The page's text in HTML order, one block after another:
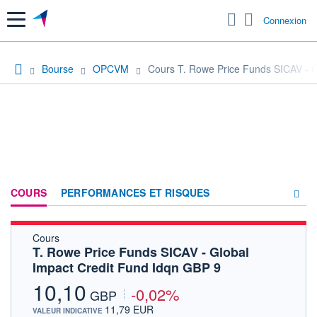
Menu Connexion
Bourse OPCVM Cours T. Rowe Price Funds SICAV -
COURS PERFORMANCES ET RISQUES
ACTUALITÉS
FORUM
Cours
T. Rowe Price Funds SICAV - Global
Impact Credit Fund Idqn GBP 9
10,10 GBP -0,02%
VALEUR INDICATIVE 11,79 EUR